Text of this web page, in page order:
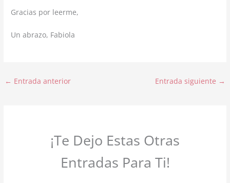
Gracias por leerme,
Un abrazo, Fabiola
← Entrada anterior Entrada siguiente →
¡Te Dejo Estas Otras
Entradas Para Ti!